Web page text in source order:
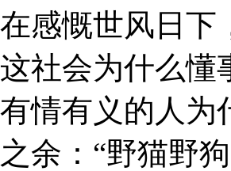
在感慨世风日下
这社会为什么懂
有情有义的人为
之余：“野猫野